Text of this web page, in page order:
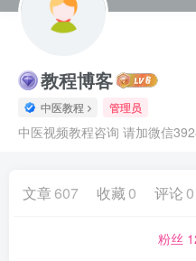
教程博客
中医教程 管理员
中医视频教程咨询 请加微信
文章607 收藏 0 评论 0
粉丝